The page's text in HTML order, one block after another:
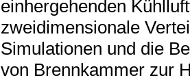
einhergehenden
zweidimensionale
Simulationen und die
von Brennkammer zur